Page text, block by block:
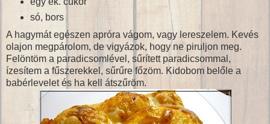
só, bors
A hagymát egészen apróra vágom, vagy lereszelem. Kevés
olajon megpárolom, de vigyázok, hogy ne piruljon meg.
Felöntöm a paradicsomlével, sűrített paradicsommal,
ízesítem a fűszerekkel, sűrűre főzöm. Kidobom belőle a
babérlevelet és ha kell átszűröm.